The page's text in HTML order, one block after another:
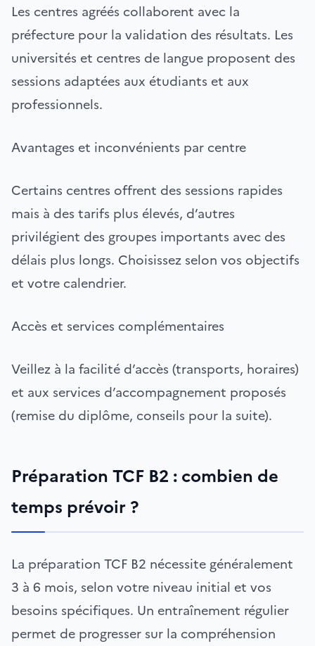
Les centres agréés collaborent avec la
préfecture pour la validation des résultats. Les
universités et centres de langue proposent des
sessions adaptées aux étudiants et aux
professionnels.
Avantages et inconvénients par centre
Certains centres offrent des sessions rapides
mais à des tarifs plus élevés, d’autres
privilégient des groupes importants avec des
délais plus longs. Choisissez selon vos objectifs
et votre calendrier.
Accès et services complémentaires
Veillez à la facilité d’accès (transports, horaires)
et aux services d’accompagnement proposés
(remise du diplôme, conseils pour la suite).
Préparation TCF B2 : combien de
temps prévoir ?
La préparation TCF B2 nécessite généralement
3 à 6 mois, selon votre niveau initial et vos
besoins spécifiques. Un entraînement régulier
permet de progresser sur la compréhension